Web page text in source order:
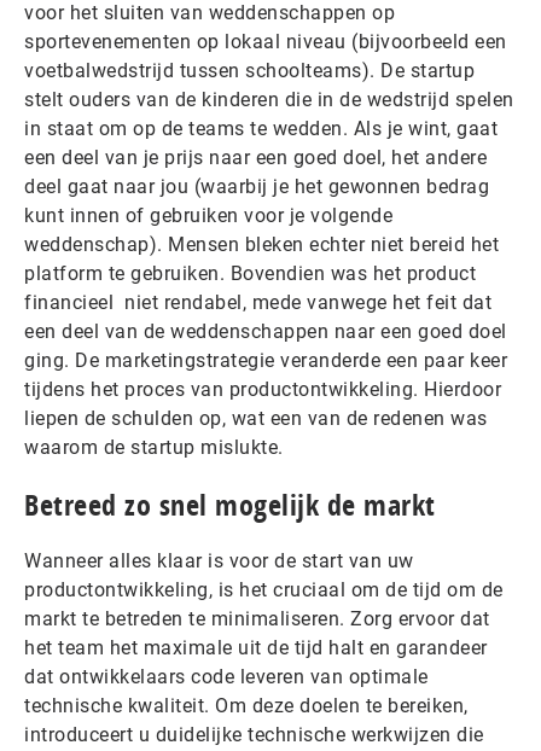
voor het sluiten van weddenschappen op
sportevenementen op lokaal niveau (bijvoorbeeld een
voetbalwedstrijd tussen schoolteams). De startup
stelt ouders van de kinderen die in de wedstrijd spelen
in staat om op de teams te wedden. Als je wint, gaat
een deel van je prijs naar een goed doel, het andere
deel gaat naar jou (waarbij je het gewonnen bedrag
kunt innen of gebruiken voor je volgende
weddenschap). Mensen bleken echter niet bereid het
platform te gebruiken. Bovendien was het product
financieel niet rendabel, mede vanwege het feit dat
een deel van de weddenschappen naar een goed doel
ging. De marketingstrategie veranderde een paar keer
tijdens het proces van productontwikkeling. Hierdoor
liepen de schulden op, wat een van de redenen was
waarom de startup mislukte.
Betreed zo snel mogelijk de markt
Wanneer alles klaar is voor de start van uw
productontwikkeling, is het cruciaal om de tijd om de
markt te betreden te minimaliseren. Zorg ervoor dat
het team het maximale uit de tijd halt en garandeer
dat ontwikkelaars code leveren van optimale
technische kwaliteit. Om deze doelen te bereiken,
introduceert u duidelijke technische werkwijzen die